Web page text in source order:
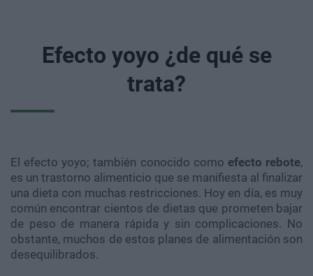
Efecto yoyo ¿de qué se
trata?
El efecto yoyo; también conocido como efecto rebote,
es un trastorno alimenticio que se manifiesta al finalizar
una dieta con muchas restricciones. Hoy en día, es muy
común encontrar cientos de dietas que prometen bajar
de peso de manera rápida y sin complicaciones. No
obstante, muchos de estos planes de alimentación son
desequilibrados.